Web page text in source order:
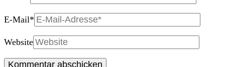
E-Mail*
Website